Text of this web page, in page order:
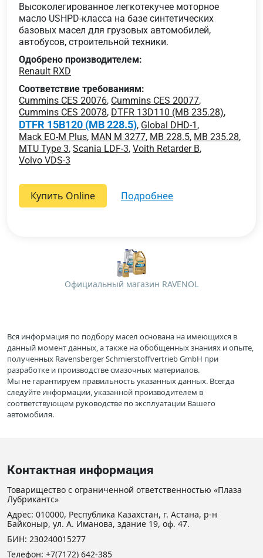
Высоколегированное легкотекучее моторное
масло USHPD-класса на базе синтетических
базовых масел для грузовых автомобилей,
автобусов, строительной техники.
Одобрено производителем:
Renault RXD
Соответствие требованиям:
Cummins CES 20076, Cummins CES 20077,
Cummins CES 20078, DTFR 13D110 (MB 235.28),
DTFR 15B120 (MB 228.5), Global DHD-1 ,
Mack EO-M Plus, MAN M 3277, MB 228.5, MB 235.28,
MTU Type 3, Scania LDF-3, Voith Retarder B,
Volvo VDS-3
Купить Online подробнее
Официальный магазин RAVENOL
Вся информация по подбору масел основана на имеющихся в
данный момент данных, а также на обобщенных знаниях и опыте,
полученных Ravensberger Schmierstoffvertrieb GmbH при
разработке и производстве смазочных материалов.
Мы не гарантируем правильность указанных данных. Всегда
следуйте информации, указанной производителем в
соответствующем руководстве по эксплуатации Вашего
автомобиля.
Контактная информация
Товарищество с ограниченной ответственностью «Плаза
Лубрикантс»
Адрес: 010000, Республика Казахстан, г. Астана, р-н
Байконыр, ул. А. Иманова, здание 19, оф. 47.
БИН: 230240015277
Телефон: +7(7172) 642-385